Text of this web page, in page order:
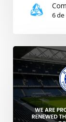
6 de
dá
as
boas-
vindas